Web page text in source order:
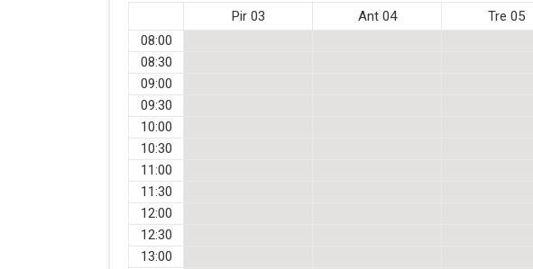
Pir 03 Ant 04 Tre 05
08:00
08:30
09:00
09:30
10:00
10:30
11:00
11:30
12:00
12:30
13:00